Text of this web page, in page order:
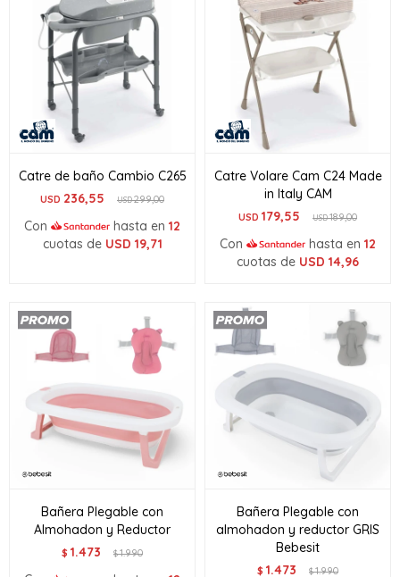
Catre de baño Cambio C265
USD 236,55 USD299,00
Con hasta en 12
cuotas de USD 19,71
Catre Volare Cam C24 Made
in Italy CAM
USD 179,55 USD189,00
Con hasta en 12
cuotas de USD 14,96
Bañera Plegable con
Almohadon y Reductor
$ 1.473 $1.990
Bañera Plegable con
almohadon y reductor GRIS
Bebesit
$ 1.473 $1.990